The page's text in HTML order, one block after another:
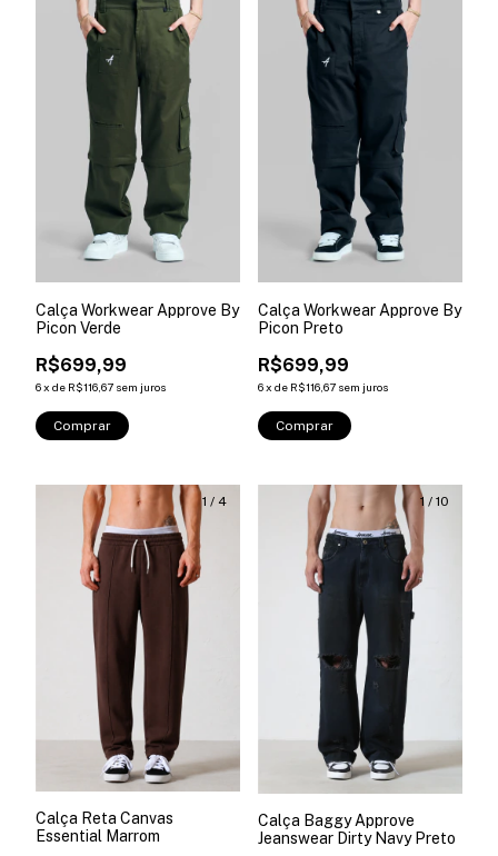
Calça Workwear Approve By
Picon Verde
R$699,99
6x de R$116,67 sem juros
Comprar
Calça Workwear Approve By
Picon Preto
R$699,99
6x de R$116,67 sem juros
Comprar
1 / 4
Calça Reta Canvas
Essential Marrom
1 / 10
Calça Baggy Approve
Jeanswear Dirty Navy Preto